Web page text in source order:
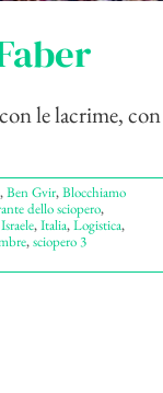
le lacrime,
,Ben Gvir,Blocchiamo
dello sciopero,
Israele,Italia,Logistica,
,sciopero 3